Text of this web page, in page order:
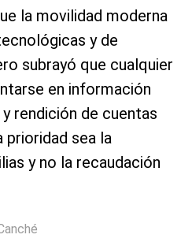
la movilidad moderna
y de
subrayó que cualquier
en información
rendición de cuentas
prioridad sea la
y no la recaudación